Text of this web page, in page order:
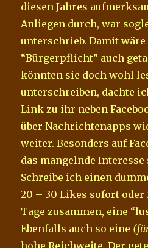
diesen Jahres
Anliegen durch, war
unterschrieb. Damit wäre
“Bürgerpflicht” auch
könnten sie doch wohl
unterschreiben, dachte
Link zu ihr neben
über Nachrichtenapps
weiter. Besonders auf
das mangelnde
Schreibe ich einen
20 – 30 Likes sofort
Tage zusammen, eine
Ebenfalls auch so eine